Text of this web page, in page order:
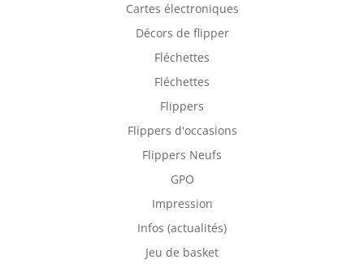
Cartes électroniques
Décors de flipper
Fléchettes
Fléchettes
Flippers
Flippers d'occasions
Flippers Neufs
GPO
Impression
Infos (actualités)
Jeu de basket